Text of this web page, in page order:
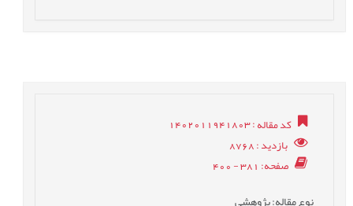
کد مقاله: 1402011941803
بازدید: 8768
صفحه: 381 - 400
نوع مقاله: پژوهشی